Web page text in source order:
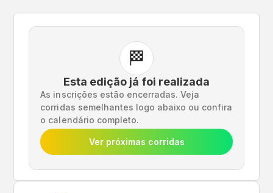
🏁
Esta edição já foi realizada
As inscrições estão encerradas. Veja
corridas semelhantes logo abaixo ou confira
o calendário completo.
Ver próximas corridas